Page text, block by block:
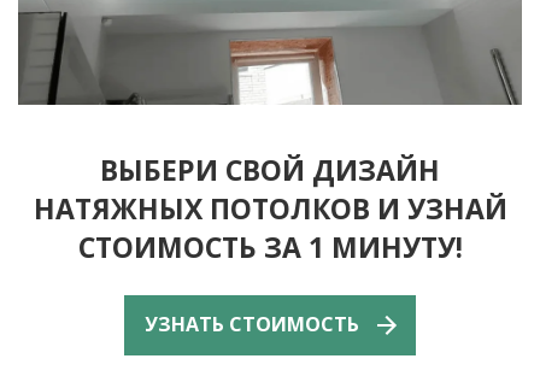
ВЫБЕРИ СВОЙ ДИЗАЙН
НАТЯЖНЫХ ПОТОЛКОВ И УЗНАЙ
СТОИМОСТЬ ЗА 1 МИНУТУ!
УЗНАТЬ СТОИМОСТЬ